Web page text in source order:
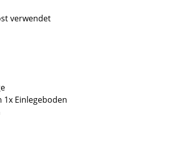
verwendet
Einlegeboden